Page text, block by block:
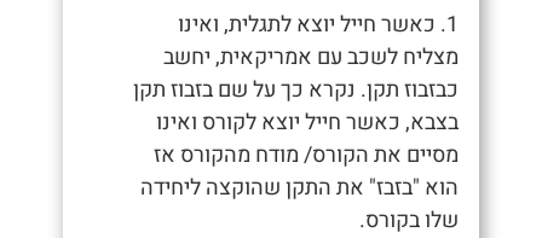
1. כאשר חייל יוצא לתגלית, ואינו
מצליח לשכב עם אמריקאית, יחשב
כבזבוז תקן. נקרא כך על שם בזבוז תקן
בצבא, כאשר חייל יוצא לקורס ואינו
מסיים את הקורס/ מודח מהקורס אז
הוא "בזבז" את התקן שהוקצה ליחידה
שלו בקורס.